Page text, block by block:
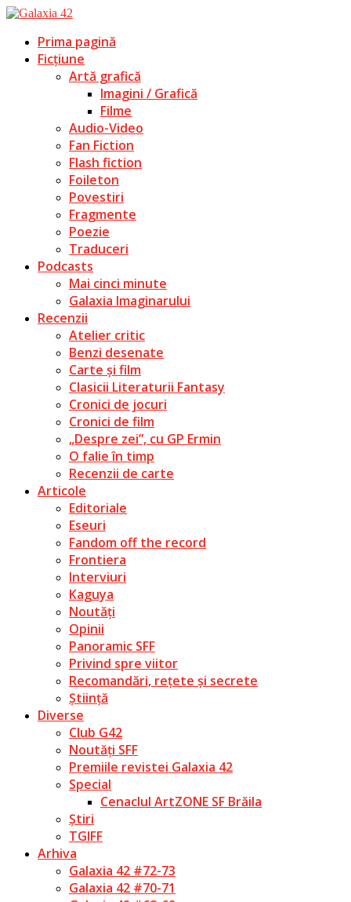
Prima pagină
Ficțiune
Artă grafică
Imagini / Grafică
Filme
Audio-Video
Fan Fiction
Flash fiction
Foileton
Povestiri
Fragmente
Poezie
Traduceri
Podcasts
Mai cinci minute
Galaxia Imaginarului
Recenzii
Atelier critic
Benzi desenate
Carte și film
Clasicii Literaturii Fantasy
Cronici de jocuri
Cronici de film
„Despre zei”, cu GP Ermin
O falie în timp
Recenzii de carte
Articole
Editoriale
Eseuri
Fandom off the record
Frontiera
Interviuri
Kaguya
Noutăți
Opinii
Panoramic SFF
Privind spre viitor
Recomandări, rețete și secrete
Știință
Diverse
Club G42
Noutăți SFF
Premiile revistei Galaxia 42
Special
Cenaclul ArtZONE SF Brăila
Știri
TGIFF
Arhiva
Galaxia 42 #72-73
Galaxia 42 #70-71